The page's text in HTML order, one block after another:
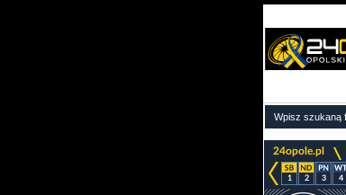
24opole.pl
>
1 2 3 4